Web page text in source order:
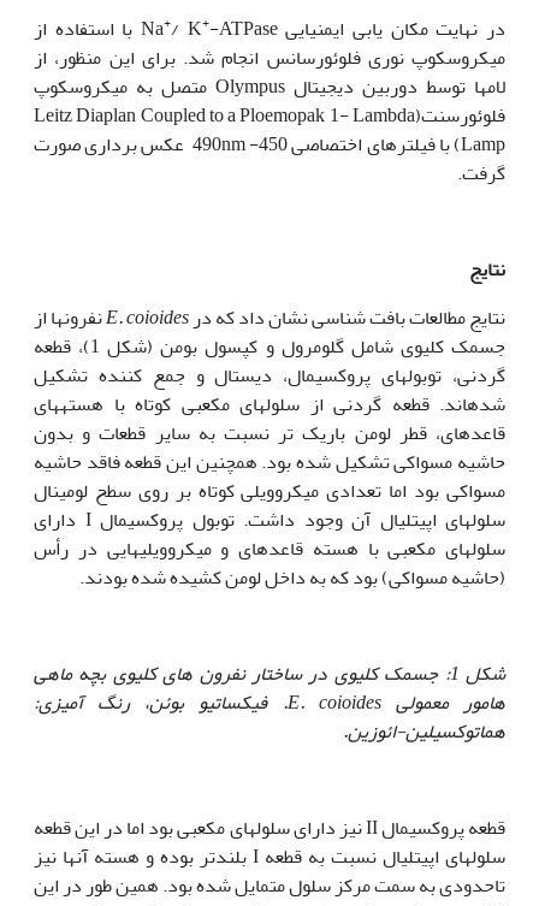
در نهایت مکان یابی ایمنیایی Na
+/ K+
-ATPase با استفاده از
میکروسکوپ نوری فلوئورسانس انجام شد. برای این منظور، از
لام‏ها توسط دوربین دیجیتال Olympus متصل به میکروسکوپ
فلوئورسنت(Leitz Diaplan Coupled to a Ploemopak 1- Lambda
Lamp) با فیلترهای اختصاصی 450- 490nm عکس برداری صورت
گرفت.
نتایج
نتایج مطالعات بافت شناسی نشان داد که در E. coioidesنفرون‏ها از
جسمک کلیوی شامل گلومرول و کپسول بومن (شکل 1)، قطعه
گردنی، توبول‏های پروکسیمال، دیستال و جمع کننده تشکیل
شده‏اند. قطعه گردنی از سلول‏های مکعبی کوتاه با هسته‏های
قاعده‏ای، قطر لومن باریک تر نسبت به سایر قطعات و بدون
حاشیه مسواکی تشکیل شده بود. همچنین این قطعه فاقد حاشیه
مسواکی بود اما تعدادی میکروویلی کوتاه بر روی سطح لومینال
سلول‏های اپیتلیال آن وجود داشت. توبول پروکسیمال I دارای
سلول‏های مکعبی با هسته قاعده‏ای و میکروویلی‏هایی در رأس
(حاشیه مسواکی) بود که به داخل لومن کشیده شده بودند.
شکل 1 : جسمک کلیوی در ساختار نفرون های کلیوی بچه ماهی
هامور معمولیE. coioides. فیکساتیو بوئن، رنگ آمیزی:
هماتوکسیلین-ائوزین.
قطعه پروکسیمال II نیز دارای سلول‏های مکعبی بود اما در این قطعه
سلول‏های اپیتلیال نسبت به قطعه I بلندتر بوده و هسته آن‏ها نیز
تاحدودی به سمت مرکز سلول متمایل شده بود. همین طور در این